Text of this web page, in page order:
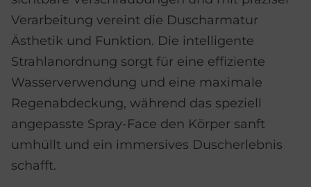
Verarbeitung vereint die Duscharmatur
Ästhetik und Funktion. Die intelligente
Strahlanordnung sorgt für eine effiziente
Wasserverwendung und eine maximale
Regenabdeckung, während das speziell
angepasste Spray-Face den Körper sanft
umhüllt und ein immersives Duscherlebnis
schafft.